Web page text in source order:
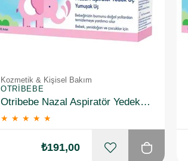
Kozmetik & Kişisel Bakım
OTRIBEBE
Otribebe Nazal Aspiratör Yedek Uç 10 Adet
★ ★ ★ ★ ★
₺191,00